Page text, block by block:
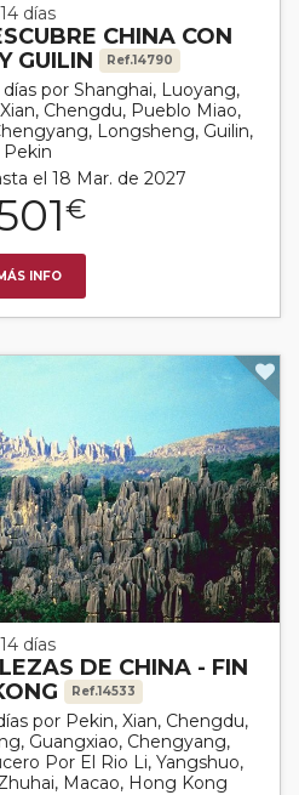
14 días
CHINA CON
GUILIN
Ref.14790
por Shanghai, Luoyang,
Chengdu, Pueblo Miao,
Longsheng, Guilin,
Pekin
el 18 Mar. de 2027
€
INFO
14 días
DE CHINA - FIN
Ref.14533
por Pekin, Xian, Chengdu,
Guangxiao, Chengyang,
Por El Rio Li, Yangshuo,
Macao, Hong Kong